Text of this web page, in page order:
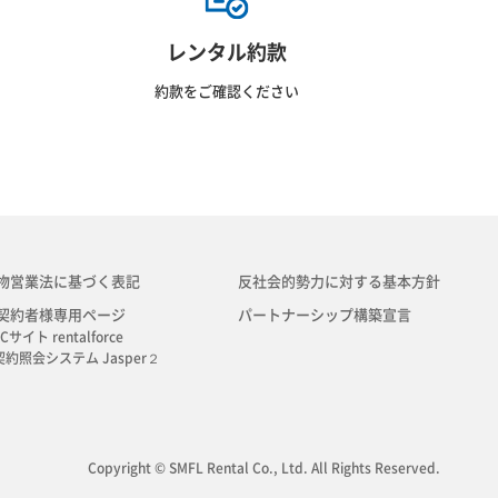
レンタル約款
約款をご確認ください
営業法に基づく表記
約者様専用ページ
サイト rentalforce
約照会システム Jasper２
反社会的勢力に対する基本方針
パートナーシップ構築宣言
Copyright © SMFL Rental Co., Ltd. All Rights Reserved.